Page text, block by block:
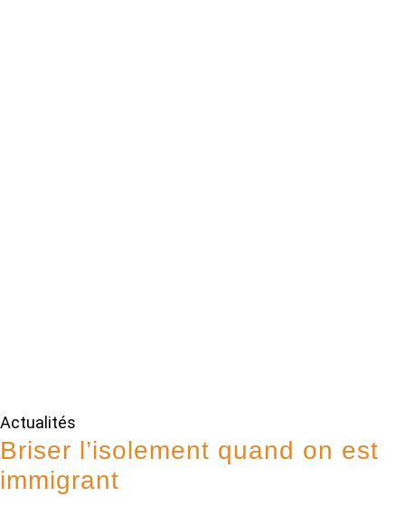
Actualités
Briser l’isolement quand on est
immigrant